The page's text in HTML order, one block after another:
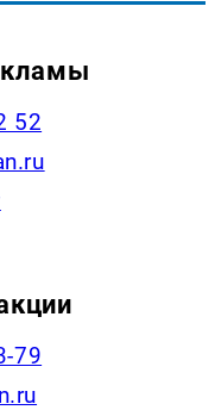
52
79